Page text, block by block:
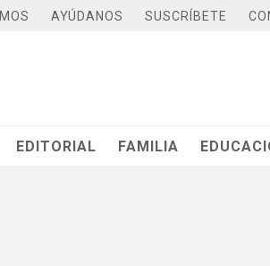
AYÚDANOS SUSCRÍBETE
EDITORIAL FAMILIA